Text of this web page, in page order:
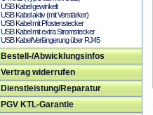
USB Kabel gewinkelt
USB Kabel aktiv (mit Verstärker)
USB Kabel mit Pfostenstecker
USB Kabel mit extra Stromstecker
USB Kabel/Verlängerung über RJ45
Bestell-/Abwicklungsinfos
Vertrag widerrufen
Dienstleistung/Reparatur
PGV KTL-Garantie